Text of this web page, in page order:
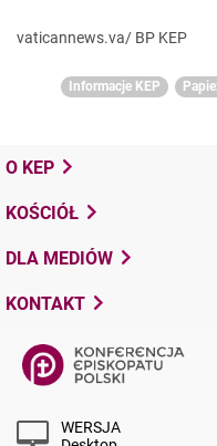
vaticannews.va/ BP KEP
Informacje KEP
O KEP
KOŚCIÓŁ
DLA MEDIÓW
KONTAKT
WERSJA